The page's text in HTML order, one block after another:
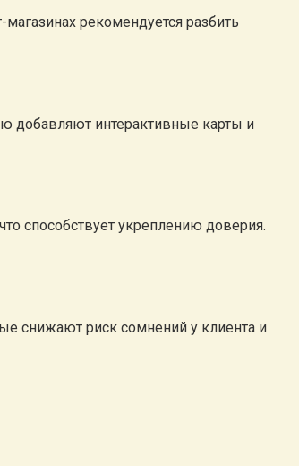
рекомендуется разбить
добавляют интерактивные карты и
способствует укреплению доверия.
снижают риск сомнений у клиента и